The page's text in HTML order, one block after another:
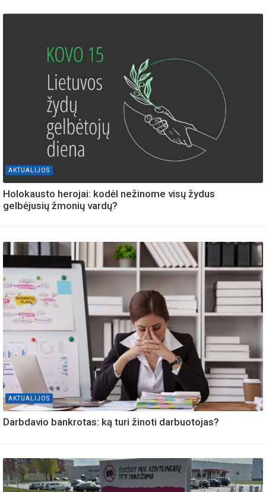
AKTUALIJOS
Holokausto herojai: kodėl nežinome visų žydus
gelbėjusių žmonių vardų?
AKTUALIJOS
Darbdavio bankrotas: ką turi žinoti darbuotojas?